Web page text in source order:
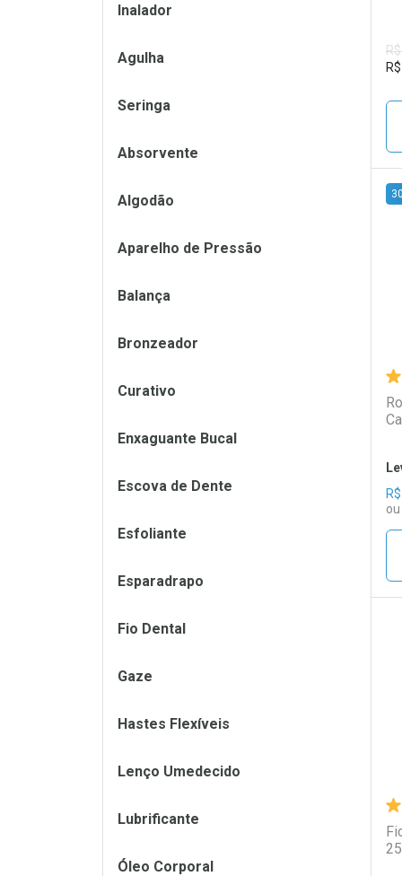
R$
R$
Inalador
Agulha
Seringa
Absorvente
Algodão
Aparelho de Pressão
Balança
Bronzeador
Curativo
Enxaguante Bucal
Escova de Dente
Esfoliante
Esparadrapo
Fio Dental
Gaze
Hastes Flexíveis
Lenço Umedecido
Lubrificante
Óleo Corporal